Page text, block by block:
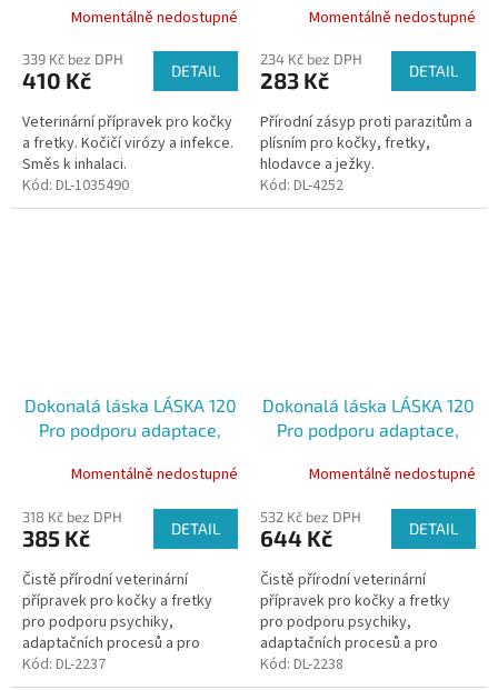
kočky a fretky, 5 ml
Momentálně nedostupné
339 Kč bez DPH
410 Kč DETAIL
Veterinární přípravek pro kočky
a fretky. Kočičí virózy a infekce.
Směs k inhalaci.
Kód: DL-1035490
Momentálně nedostupné
234 Kč bez DPH
283 Kč DETAIL
Přírodní zásyp proti parazitům a
plísním pro kočky, fretky,
hlodavce a ježky.
Kód: DL-4252
Dokonalá láska LÁSKA 120
Pro podporu adaptace,
Pro kočky a fretky, 2 ml
Momentálně nedostupné
318 Kč bez DPH
385 Kč DETAIL
Čistě přírodní veterinární
přípravek pro kočky a fretky
pro podporu psychiky,
adaptačních procesů a pro
regulaci stresu. Je určen k
aplikaci inhalací (vdechováním).
Kód: DL-2237
Dokonalá láska LÁSKA 120
Pro podporu adaptace,
Pro kočky a fretky, 5 ml
Momentálně nedostupné
532 Kč bez DPH
644 Kč DETAIL
Čistě přírodní veterinární
přípravek pro kočky a fretky
pro podporu psychiky,
adaptačních procesů a pro
regulaci stresu. Je určen k
aplikaci inhalací (vdechováním).
Kód: DL-2238